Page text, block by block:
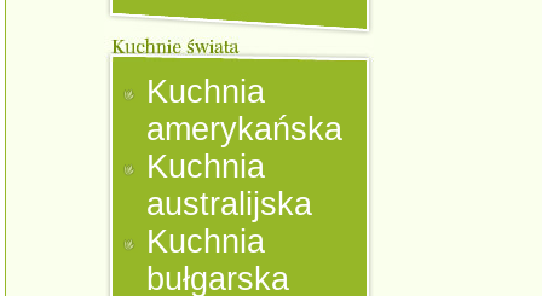
Kuchnia
amerykańska
Kuchnia
australijska
Kuchnia
bułgarska